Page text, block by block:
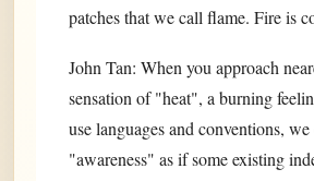
patches that we call flame. Fire is
John Tan: When you approach
sensation of "heat", a burning
use languages and conventions,
"awareness" as if some existing